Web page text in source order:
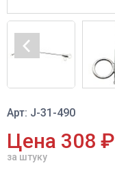
Арт: J-31-490
Цена 308 ₽
за штуку